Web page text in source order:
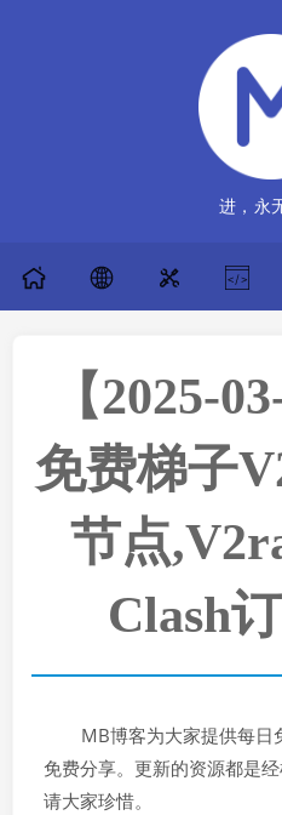
进，永
【2025-
免费梯子
节点
Clash
MB博客为大家提供每
免费分享。更新的资源都是
请大家珍惜。